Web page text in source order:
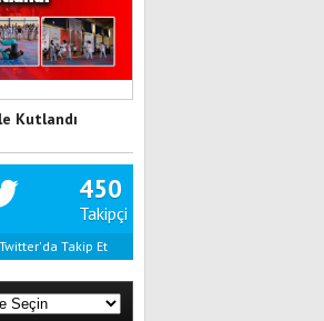
Kutlandı
450
Takipçi
Twitter'da Takip Et